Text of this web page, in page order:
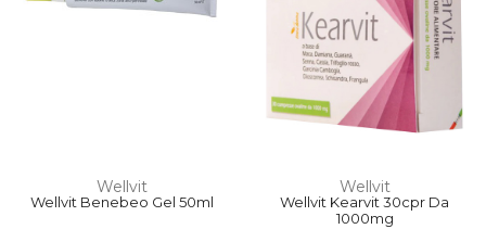
Wellvit
Wellvit Benebeo Gel 50ml
Wellvit
Wellvit Kearvit 30cpr Da
1000mg